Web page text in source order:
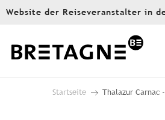
Aller
principal
Website der Reiseveranstalter in
Startseite Thalazur Carnac